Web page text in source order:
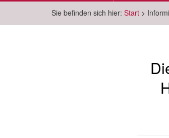
Sie befinden sich hier: Start >